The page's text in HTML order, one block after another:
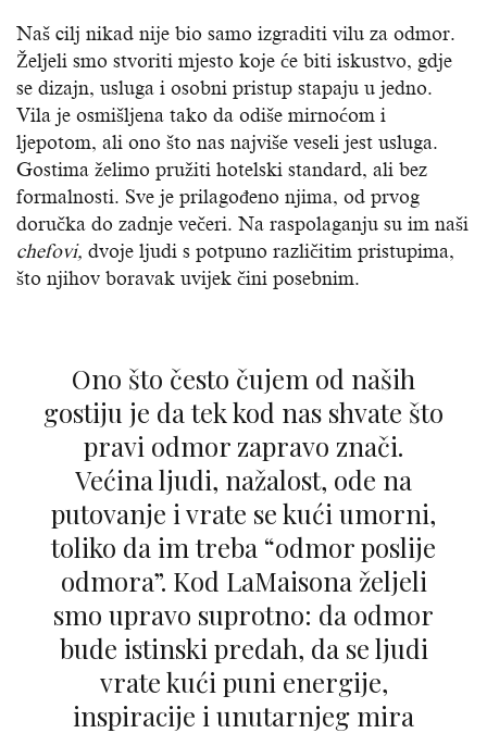
Naš cilj nikad nije bio samo izgraditi vilu za odmor.
Željeli smo stvoriti mjesto koje će biti iskustvo, gdje
se dizajn, usluga i osobni pristup stapaju u jedno.
Vila je osmišljena tako da odiše mirnoćom i
ljepotom, ali ono što nas najviše veseli jest usluga.
Gostima želimo pružiti hotelski standard, ali bez
formalnosti. Sve je prilagođeno njima, od prvog
doručka do zadnje večeri. Na raspolaganju su im naši
chefovi, dvoje ljudi s potpuno različitim pristupima,
što njihov boravak uvijek čini posebnim.
Ono što često čujem od naših
gostiju je da tek kod nas shvate što
pravi odmor zapravo znači.
Većina ljudi, nažalost, ode na
putovanje i vrate se kući umorni,
toliko da im treba “odmor poslije
odmora”. Kod LaMaisona željeli
smo upravo suprotno: da odmor
bude istinski predah, da se ljudi
vrate kući puni energije,
inspiracije i unutarnjeg mira